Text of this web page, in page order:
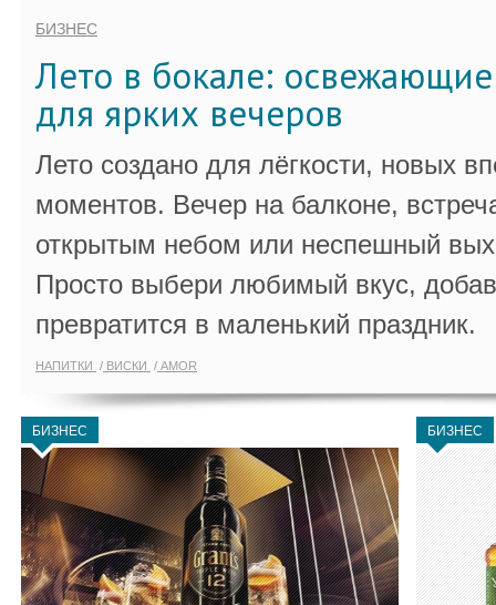
БИЗНЕС
Лето в бокале:
для ярких вечеров
Лето создано для лёгкости, новых
моментов. Вечер на балконе,
открытым небом или неспешный
Просто выбери любимый вкус,
превратится в маленький праздник.
НАПИТКИ ВИСКИ AMOR
БИЗНЕС БИЗНЕС